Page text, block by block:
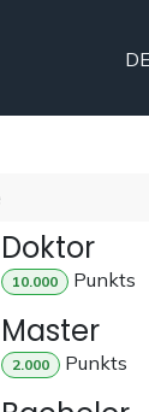
DE
Doktor
10.000 Punkts
Master
2.000 Punkts